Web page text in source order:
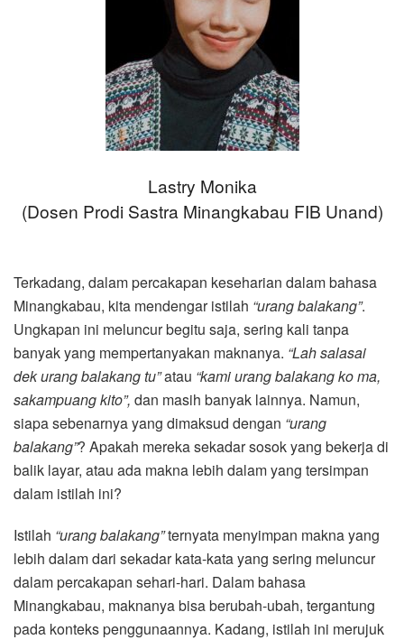
Lastry Monika
(Dosen Prodi Sastra Minangkabau FIB Unand)
Terkadang, dalam percakapan keseharian dalam bahasa
Minangkabau, kita mendengar istilah “urang balakang”.
Ungkapan ini meluncur begitu saja, sering kali tanpa
banyak yang mempertanyakan maknanya. “Lah salasai
dek urang balakang tu”atau “kami urang balakang ko ma,
sakampuang kito”, dan masih banyak lainnya. Namun,
siapa sebenarnya yang dimaksud dengan “urang
balakang”? Apakah mereka sekadar sosok yang bekerja di
balik layar, atau ada makna lebih dalam yang tersimpan
dalam istilah ini?
Istilah “urang balakang”ternyata menyimpan makna yang
lebih dalam dari sekadar kata-kata yang sering meluncur
dalam percakapan sehari-hari. Dalam bahasa
Minangkabau, maknanya bisa berubah-ubah, tergantung
pada konteks penggunaannya. Kadang, istilah ini merujuk